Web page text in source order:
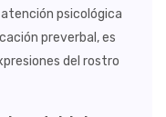
psicológica
preverbal, es
del rostro